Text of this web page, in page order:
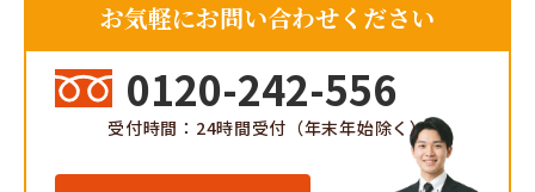
お気軽にお問い合わせください
0120-242-556
受付時間：24時間受付（年末年始除く）